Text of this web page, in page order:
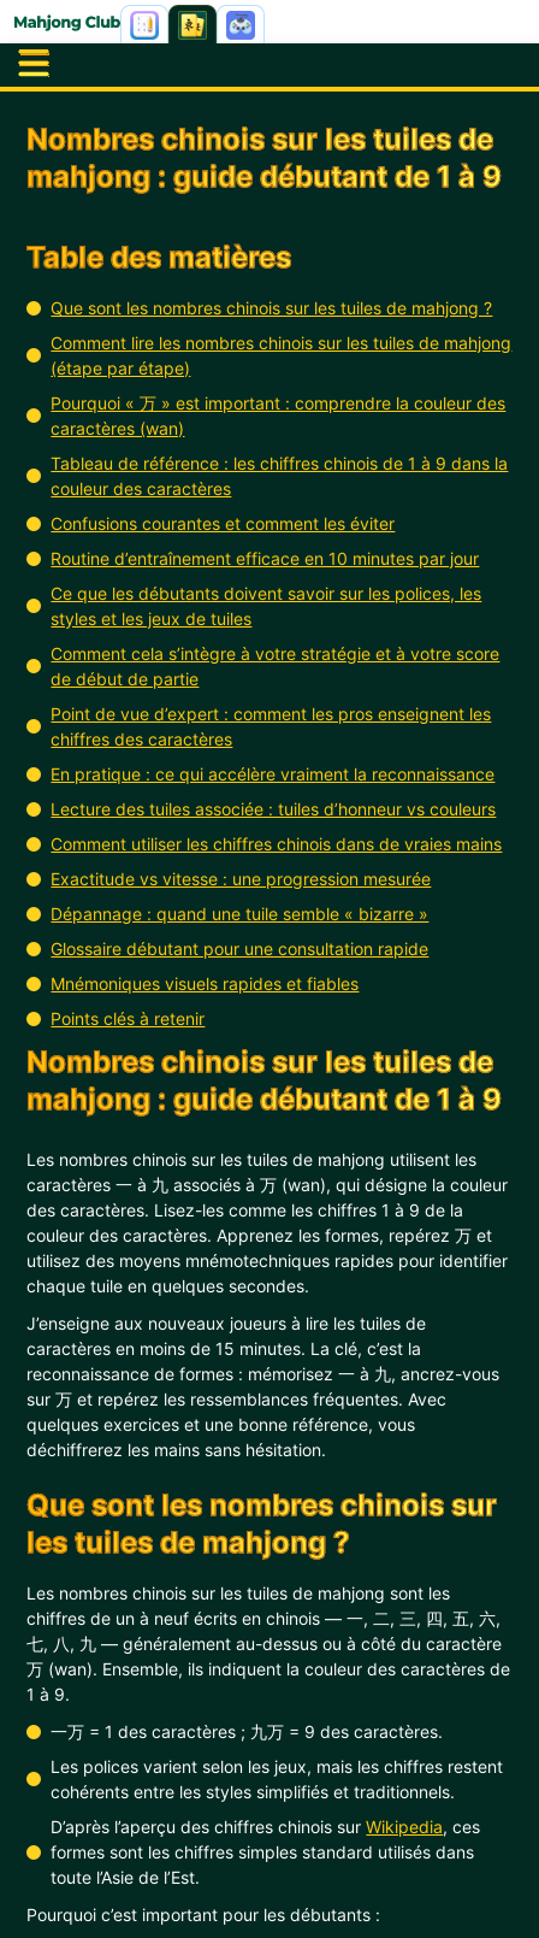
Nombres chinois sur les tuiles de
mahjong : guide débutant de 1 à 9
Table des matières
Que sont les nombres chinois sur les tuiles de mahjong ?
Comment lire les nombres chinois sur les tuiles de mahjong
(étape par étape)
Pourquoi « 万 » est important : comprendre la couleur des
caractères (wan)
Tableau de référence : les chiffres chinois de 1 à 9 dans la
couleur des caractères
Confusions courantes et comment les éviter
Routine d’entraînement efficace en 10 minutes par jour
Ce que les débutants doivent savoir sur les polices, les
styles et les jeux de tuiles
Comment cela s’intègre à votre stratégie et à votre score
de début de partie
Point de vue d’expert : comment les pros enseignent les
chiffres des caractères
En pratique : ce qui accélère vraiment la reconnaissance
Lecture des tuiles associée : tuiles d’honneur vs couleurs
Comment utiliser les chiffres chinois dans de vraies mains
Exactitude vs vitesse : une progression mesurée
Dépannage : quand une tuile semble « bizarre »
Glossaire débutant pour une consultation rapide
Mnémoniques visuels rapides et fiables
Points clés à retenir
Nombres chinois sur les tuiles de
mahjong : guide débutant de 1 à 9
Les nombres chinois sur les tuiles de mahjong utilisent les
caractères 一 à 九 associés à 万 (wan), qui désigne la couleur
des caractères. Lisez-les comme les chiffres 1 à 9 de la
couleur des caractères. Apprenez les formes, repérez 万 et
utilisez des moyens mnémotechniques rapides pour identifier
chaque tuile en quelques secondes.
J’enseigne aux nouveaux joueurs à lire les tuiles de
caractères en moins de 15 minutes. La clé, c’est la
reconnaissance de formes : mémorisez 一 à 九, ancrez-vous
sur 万 et repérez les ressemblances fréquentes. Avec
quelques exercices et une bonne référence, vous
déchiffrerez les mains sans hésitation.
Que sont les nombres chinois sur
les tuiles de mahjong ?
Les nombres chinois sur les tuiles de mahjong sont les
chiffres de un à neuf écrits en chinois — 一, 二, 三, 四, 五, 六,
七, 八, 九 — généralement au-dessus ou à côté du caractère
万 (wan). Ensemble, ils indiquent la couleur des caractères de
1 à 9.
一万 = 1 des caractères ; 九万 = 9 des caractères.
Les polices varient selon les jeux, mais les chiffres restent
cohérents entre les styles simplifiés et traditionnels.
D’après l’aperçu des chiffres chinois surWikipedia, ces
formes sont les chiffres simples standard utilisés dans
toute l’Asie de l’Est.
Pourquoi c’est important pour les débutants :